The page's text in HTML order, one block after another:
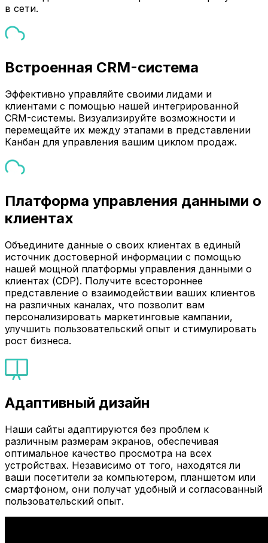
в сети.
Встроенная CRM-система
Эффективно управляйте своими лидами и
клиентами с помощью нашей интегрированной
CRM-системы. Визуализируйте возможности и
перемещайте их между этапами в представлении
Канбан для управления вашим циклом продаж.
Платформа управления данными о
клиентах
Объедините данные о своих клиентах в единый
источник достоверной информации с помощью
нашей мощной платформы управления данными о
клиентах (CDP). Получите всестороннее
представление о взаимодействии ваших клиентов
на различных каналах, что позволит вам
персонализировать маркетинговые кампании,
улучшить пользовательский опыт и стимулировать
рост бизнеса.
Адаптивный дизайн
Наши сайты адаптируются без проблем к
различным размерам экранов, обеспечивая
оптимальное качество просмотра на всех
устройствах. Независимо от того, находятся ли
ваши посетители за компьютером, планшетом или
смартфоном, они получат удобный и согласованный
пользовательский опыт.